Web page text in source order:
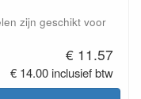
zijn geschikt voor
€ 11.57
€ 14.00 inclusief btw